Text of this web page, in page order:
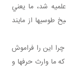
شد، ما يعني
طوسي ها از مايند
اين را فراموش
ما وارث حرف ها و